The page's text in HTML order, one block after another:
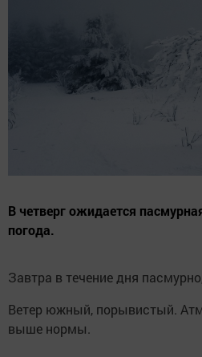
В четверг ожидается
погода.
Завтра в течение дня
Ветер южный, порывистый.
выше нормы.